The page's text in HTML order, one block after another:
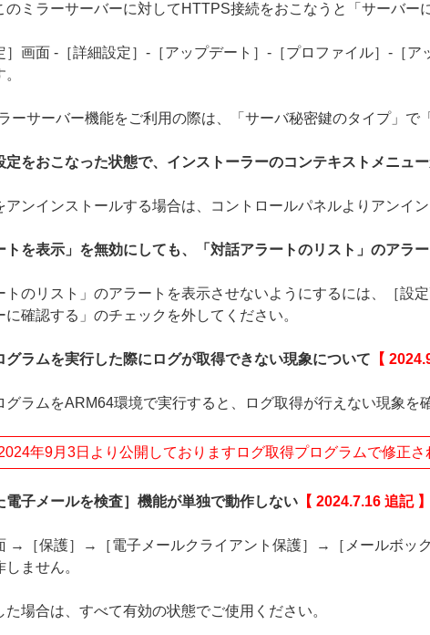
のミラーサーバーに対してHTTPS接続をおこなうと「サーバー
］画面 -［詳細設定］-［アップデート］-［プロファイル］-［
ーサーバー機能をご利用の際は、「サーバ秘密鍵のタイプ」で
定をおこなった状態で、インストーラーのコンテキストメニュ
アンインストールする場合は、コントロールパネルよりアンイ
トを表示」を無効にしても、「対話アラートのリスト」のアラ
トのリスト」のアラートを表示させないようにするには、［
に確認する」のチェックを外してください。
グラムを実行した際にログが取得できない現象について 【
グラムをARM64環境で実行すると、ログ取得が行えない現象を
年9月3日より公開しておりますログ取得プログラムで修正さ
電子メールを検査］機能が単独で動作しない 【 2024.7.16 追記 】
→［保護］→［電子メールクライアント保護］→［メールボッ
ません。
た場合は、すべて有効の状態でご使用ください。